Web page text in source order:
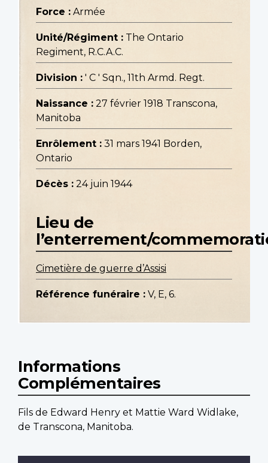
Force : Armée
Unité/Régiment : The Ontario
Regiment, R.C.A.C.
Division : ' C ' Sqn., 11th Armd. Regt.
Naissance : 27 février 1918 Transcona,
Manitoba
Enrôlement : 31 mars 1941 Borden,
Ontario
Décès : 24 juin 1944
Lieu de
l’enterrement/
Cimetière de guerre d’Assisi
Référence funéraire : V, E, 6.
Informations
Complémentaires
Fils de Edward Henry et Mattie Ward Widlake,
de Transcona, Manitoba.